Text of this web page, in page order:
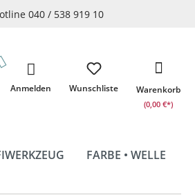
040 / 538 919 10
Wunschliste
Anmelden Warenkorb
(0,00 €*)
FARBE • WELLE